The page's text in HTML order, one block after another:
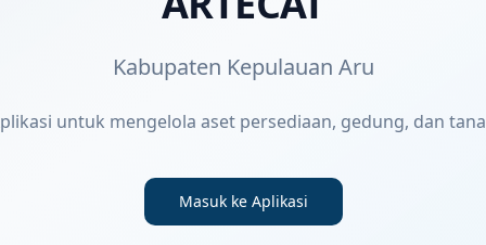
Kabupaten Kepulauan Aru
untuk mengelola aset persediaan, gedung, dan
Masuk ke Aplikasi